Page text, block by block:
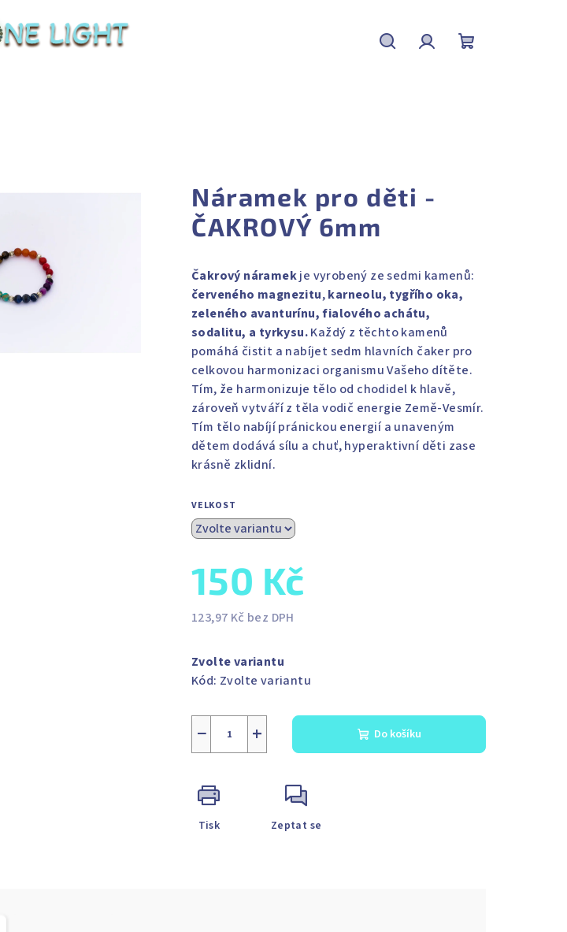
Náramek pro děti -
ČAKROVÝ 6mm
Čakrový náramekje vyrobený ze sedmi kamenů:
červeného magnezitu,karneolu, tygřího oka,
zeleného avanturínu, fialového achátu,
sodalitu, a tyrkysu.Každý z těchto kamenů
pomáhá čistit a nabíjet sedm hlavních čaker pro
celkovou harmonizaci organismu Vašeho dítěte.
Tím, že harmonizuje tělo od chodidel k hlavě,
zároveň vytváří z těla vodič energie Země-Vesmír.
Tím tělo nabíjí pránickou energií a unaveným
dětem dodává sílu a chuť, hyperaktivní děti zase
krásně zklidní.
VELKOST
150 Kč
123,97 Kč bez DPH
cena:
Zvolte variantu
Kód: Zvolte variantu
+
− Do košíku
Tisk Zeptat se